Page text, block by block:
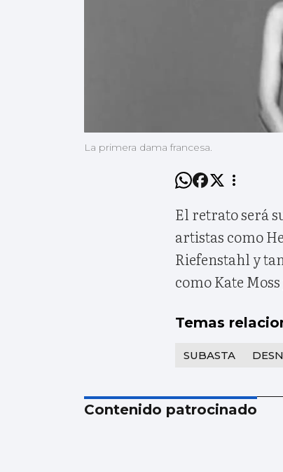
La primera dama francesa.
El retrato será
artistas como
Riefenstahl y
como Kate
Temas
SUBASTA
Contenido patrocinado